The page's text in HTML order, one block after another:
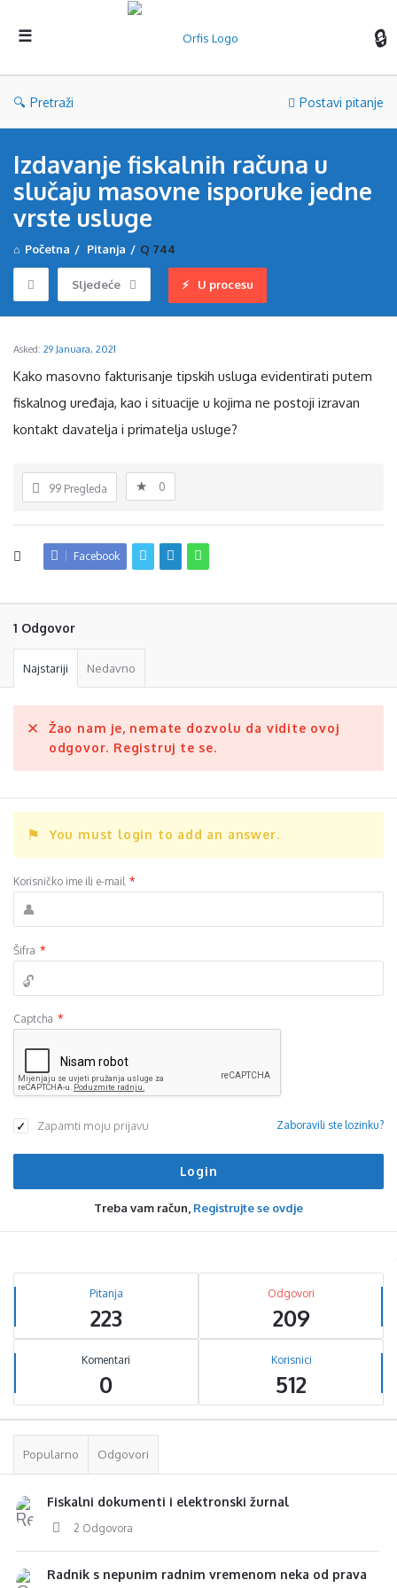
Pretraži Postavi pitanje
Izdavanje fiskalnih računa u
slučaju masovne isporuke jedne
vrste usluge
Početna / Pitanja / Q 744
Sljedeće U procesu
Asked: 29 Januara, 2021
Kako masovno fakturisanje tipskih usluga evidentirati putem
fiskalnog uređaja, kao i situacije u kojima ne postoji izravan
kontakt davatelja i primatelja usluge?
99 Pregleda 0
Facebook
1 Odgovor
Najstariji Nedavno
Žao nam je, nemate dozvolu da vidite ovoj
odgovor. Registruj te se.
You must login to add an answer.
Korisničko ime ili e-mail *
Šifra *
Captcha *
Zapamti moju prijavu Zaboravili ste lozinku?
Treba vam račun, Registrujte se ovdje
Sidebar
Stats Pitanja
223
Odgovori
209
Komentari
0
Korisnici
512
Popularno Odgovori
Fiskalni dokumenti i elektronski žurnal
2 Odgovora
Radnik s nepunim radnim vremenom neka od prava